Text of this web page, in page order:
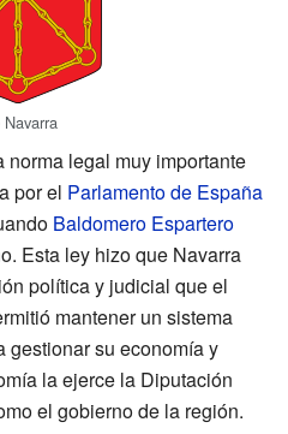
norma legal muy importante
por el Parlamento de España
Baldomero Espartero
Esta ley hizo que Navarra
política y judicial que el
mantener un sistema
gestionar su economía y
la ejerce la Diputación
el gobierno de la región.